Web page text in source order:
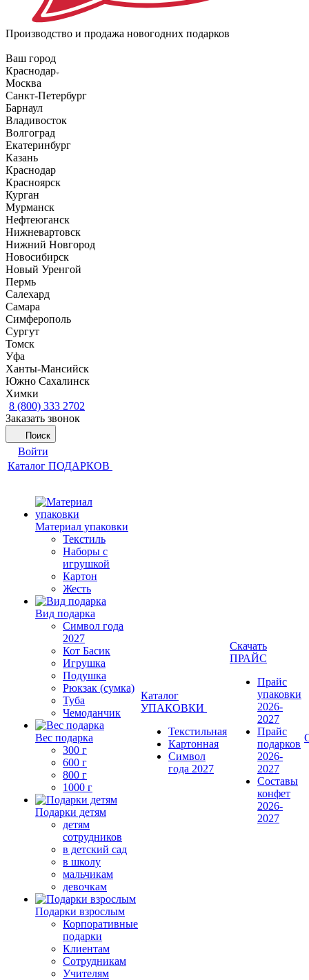
Производство и продажа новогодних подарков
Ваш город
Краснодар
Москва
Санкт-Петербург
Барнаул
Владивосток
Волгоград
Екатеринбург
Казань
Краснодар
Красноярск
Курган
Мурманск
Нефтеюганск
Нижневартовск
Нижний Новгород
Новосибирск
Новый Уренгой
Пермь
Салехард
Самара
Симферополь
Сургут
Томск
Уфа
Ханты-Мансийск
Южно Сахалинск
Химки
8 (800) 333 2702
Заказать звонок
Поиск
Войти
Каталог ПОДАРКОВ
Материал упаковки
Текстиль
Наборы с
игрушкой
Картон
Жесть
Вид подарка
Символ года
2027
Кот Басик
Игрушка
Подушка
Рюкзак (сумка)
Туба
Чемоданчик
Вес подарка
300 г
600 г
800 г
1000 г
Подарки детям
детям
сотрудников
в детский сад
в школу
мальчикам
девочкам
Подарки взрослым
Корпоративные
подарки
Клиентам
Сотрудникам
Учителям
Каталог
УПАКОВКИ
Текстильная
Картонная
Символ
года 2027
Скачать
ПРАЙС
Прайс
упаковки
2026-
2027
Прайс
подарков
2026-
2027
Составы
конфет
2026-
2027